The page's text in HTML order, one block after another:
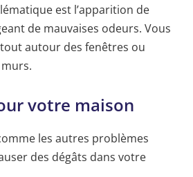
est l’apparition de
de mauvaises odeurs. Vous
autour des fenêtres ou
votre maison
les autres problèmes
des dégâts dans votre